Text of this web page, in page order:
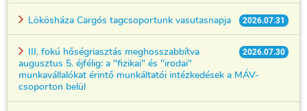
2026.07.31
Lökösháza Cargós tagcsoportunk vasutasnapja
2026.07.30
III. fokú hőségriasztás meghosszabbítva
augusztus 5. éjfélig: a "fizikai" és "irodai"
munkavállalókat érintő munkáltatói intézkedések a MÁV-
csoporton belül